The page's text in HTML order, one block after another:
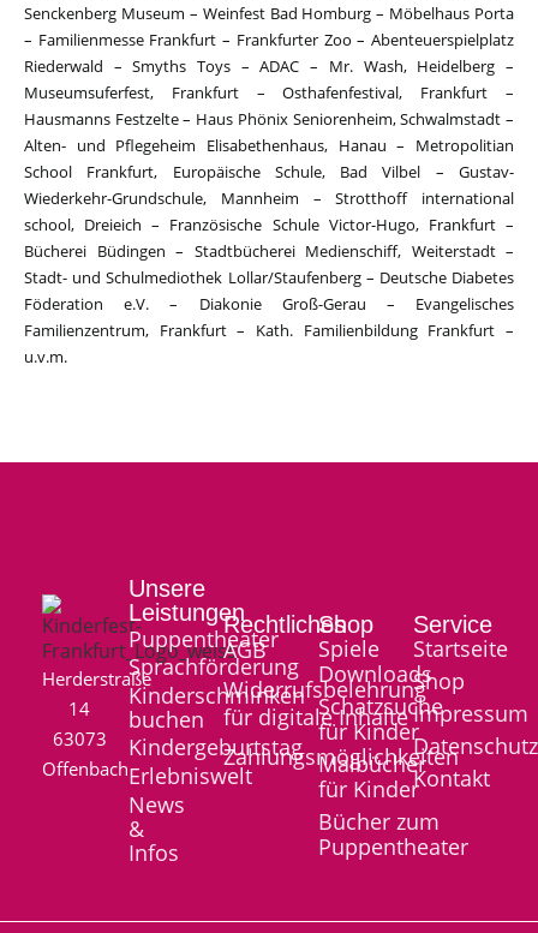
Senckenberg Museum – Weinfest Bad Homburg – Möbelhaus Porta
– Familienmesse Frankfurt – Frankfurter Zoo – Abenteuerspielplatz
Riederwald – Smyths Toys – ADAC – Mr. Wash, Heidelberg –
Museumsuferfest, Frankfurt – Osthafenfestival, Frankfurt –
Hausmanns Festzelte – Haus Phönix Seniorenheim, Schwalmstadt –
Alten- und Pflegeheim Elisabethenhaus, Hanau – Metropolitian
School Frankfurt, Europäische Schule, Bad Vilbel – Gustav-
Wiederkehr-Grundschule, Mannheim – Strotthoff international
school, Dreieich – Französische Schule Victor-Hugo, Frankfurt –
Bücherei Büdingen – Stadtbücherei Medienschiff, Weiterstadt –
Stadt- und Schulmediothek Lollar/Staufenberg – Deutsche Diabetes
Föderation e.V. – Diakonie Groß-Gerau – Evangelisches
Familienzentrum, Frankfurt – Kath. Familienbildung Frankfurt –
u.v.m.
Herderstraße
14
63073
Offenbach
Unsere
Leistungen
Puppentheater
Sprachförderung
Kinderschminken
buchen
Kindergeburtstag
Erlebniswelt
News
&
Infos
Rechtliches
AGB
Widerrufsbelehrung
für digitale Inhalte
Zahlungsmöglichkeiten
Shop
Spiele
Downloads
Schatzsuche
für Kinder
Malbücher
für Kinder
Bücher zum
Puppentheater
Service
Startseite
Shop
Impressum
Datenschutz
Kontakt